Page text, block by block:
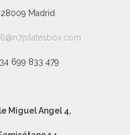
28009 Madrid
699 833 479
Miguel Angel 4,